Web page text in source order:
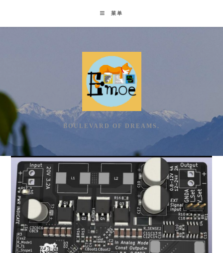
content
菜单
BOULEVARD OF DREAMS.